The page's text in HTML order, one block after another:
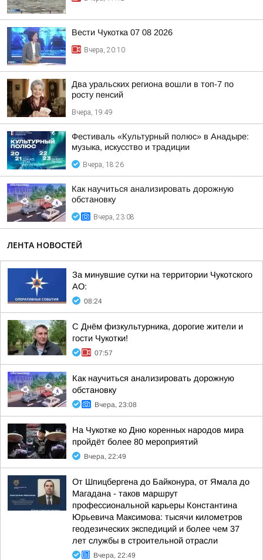
Вести Чукотка 07 08 2026
Вчера, 20:10
Два уральских региона вошли в топ-7 по
росту пенсий
Вчера, 19:49
Фестиваль «Культурный полюс» в Анадыре:
музыка, искусство и традиции
Вчера, 18:26
Как научиться анализировать дорожную
обстановку
Вчера, 23:08
ЛЕНТА НОВОСТЕЙ
За минувшие сутки на территории Чукотского
АО:
08:24
С Днём физкультурника, дорогие жители и
гости Чукотки!
07:57
Как научиться анализировать дорожную
обстановку
Вчера, 23:08
На Чукотке ко Дню коренных народов мира
пройдёт более 80 мероприятий
Вчера, 22:49
От Шпицбергена до Байконура, от Ямала до
Магадана - таков маршрут
профессиональной карьеры Константина
Юрьевича Максимова: тысячи километров
геодезических экспедиций и более чем 37
лет службы в строительной отрасли
Вчера, 22:49